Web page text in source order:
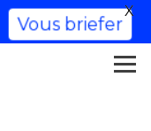
Vous briefer
X